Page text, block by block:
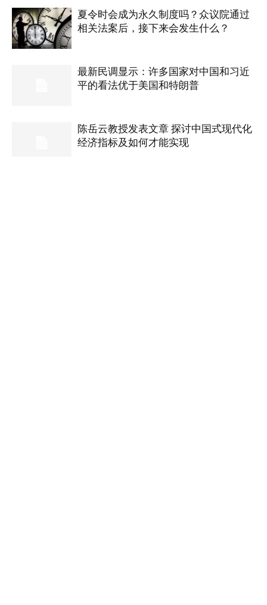
夏令时会成为永久制度吗？众议院通过
相关法案后，接下来会发生什么？
最新民调显示：许多国家对中国和习近
平的看法优于美国和特朗普
陈岳云教授发表文章 探讨中国式现代化
经济指标及如何才能实现